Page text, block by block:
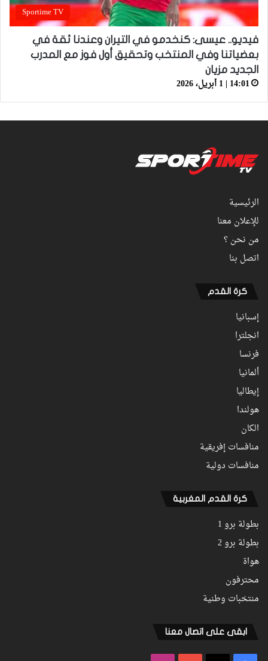
Sportime TV
فيديو.. عيسى: كنخدمو في التيران وعندنا ثقة في
بعضياتنا وفي المنتخب وتحقيق أول فوز مع المدرب
الجديد مزيان
14:01 | 1 أبريل، 2026
الرئيسية
للإعلان معنا
من نحن ؟
اتصل بنا
كرة القدم
إسبانيا
انجلترا
فرنسا
ألمانيا
إيطاليا
هولندا
الكان
منافسات إفريقية
منافسات دولية
كرة القدم المغربية
بطولة برو 1
بطولة برو 2
هواة
محترفون
منتخبات وطنية
ابقى على اتصال معنا